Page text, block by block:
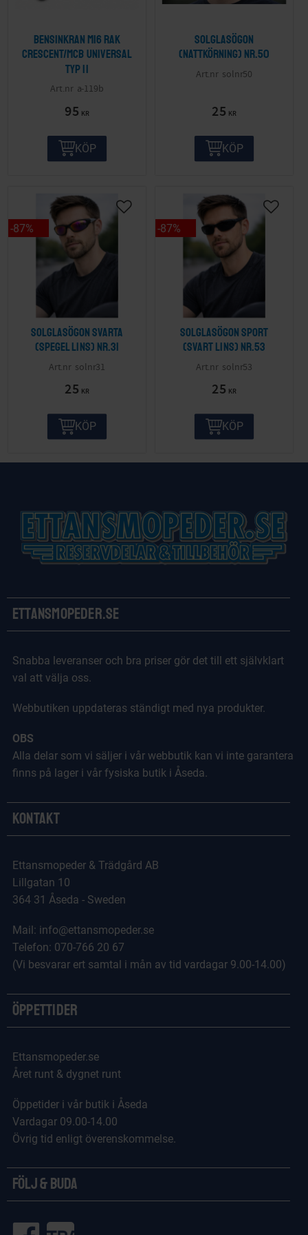
Bensinkran M16 Rak
Crescent/MCB Universal
Typ II
a-119b
95 KR
KÖP
Solglasögon
(nattkörning) nr.50
solnr50
25 KR
KÖP
Solglasögon svarta
(spegel lins) nr.31
solnr31
25 KR
87%
KÖP
Solglasögon sport
(svart lins) nr.53
solnr53
25 KR
87%
KÖP
Ettansmopeder.se
Snabba leveranser och bra priser gör det till ett självklart
val att välja oss.
Webbutiken uppdateras ständigt med nya produkter.
OBS
Alla delar som vi säljer i vår webbutik kan vi inte garantera
finns på lager i vår fysiska butik i Åseda.
Kontakt
Ettansmopeder & Trädgård AB
Lillgatan 10
364 31 Åseda - Sweden
Mail: info@ettansmopeder.se
Telefon: 070-766 20 67
(Vi besvarar ert samtal i mån av tid vardagar 9.00-14.00)
Öppettider
Ettansmopeder.se
Året runt & dygnet runt
Öppetider i vår butik i Åseda
Vardagar 09.00-14.00
Övrig tid enligt överenskommelse.
Följ & Buda